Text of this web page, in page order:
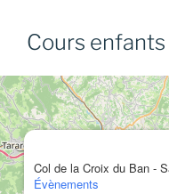
Cours
Col de la Croix du Ban -
Évènements